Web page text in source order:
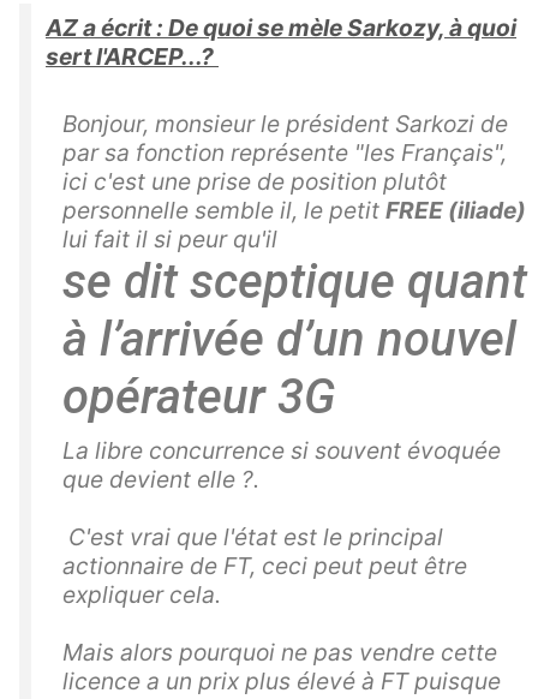
AZ a écrit : De quoi se mèle Sarkozy, à quoi
sert l'ARCEP...?
Bonjour, monsieur le président Sarkozi de
par sa fonction représente "les Français",
ici c'est une prise de position plutôt
personnelle semble il, le petit FREE (iliade)
lui fait il si peur qu'il
se dit sceptique quant
à l’arrivée d’un nouvel
opérateur 3G
La libre concurrence si souvent évoquée
que devient elle ?.
C'est vrai que l'état est le principal
actionnaire de FT, ceci peut peut être
expliquer cela.
Mais alors pourquoi ne pas vendre cette
licence a un prix plus élevé à FT puisque